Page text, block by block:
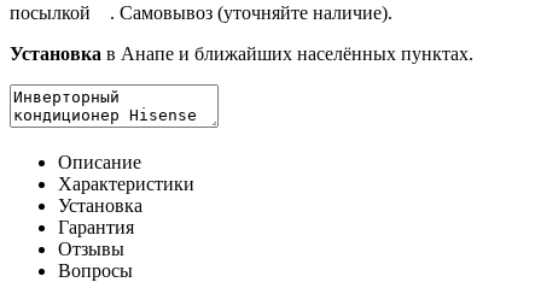
посылкой
. Самовывоз (уточняйте наличие).
Установка в Анапе и ближайших населённых пунктах.
Описание
Характеристики
Установка
Гарантия
Отзывы
Вопросы